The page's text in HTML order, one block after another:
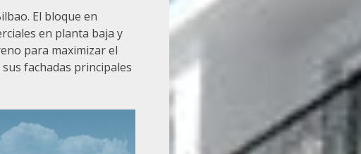
El bloque en
en planta baja y
para maximizar el
fachadas principales